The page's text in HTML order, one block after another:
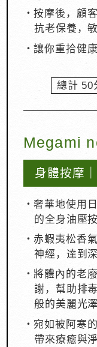
・按摩後，顧
抗老保養，
・讓你重拾健
總計 50
Megami
身體按摩
・奢華地使用
的全身油壓按
・赤蝦夷松香
神經，達到
・將體內的老
謝，幫助排
般的美麗光澤
・宛如被阿寒
帶來療癒與